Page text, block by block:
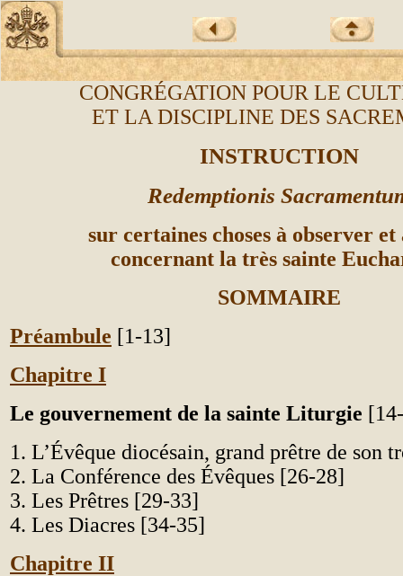
CONGRÉGATION POUR LE
ET LA DISCIPLINE DES
INSTRUCTION
Redemptionis
sur certaines choses à observer
concernant la très sainte
SOMMAIRE
Préambule [1-13]
Chapitre I
Le gouvernement de la sainte Liturgie
1. L’Évêque diocésain, grand prêtre de son
2. La Conférence des Évêques [26-28]
3. Les Prêtres [29-33]
4. Les Diacres [34-35]
Chapitre II